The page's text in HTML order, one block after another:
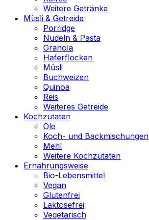
Weitere Getränke
Müsli & Getreide
Porridge
Nudeln & Pasta
Granola
Haferflocken
Müsli
Buchweizen
Quinoa
Reis
Weiteres Getreide
Kochzutaten
Öle
Koch- und Backmischungen
Mehl
Weitere Kochzutaten
Ernährungsweise
Bio-Lebensmittel
Vegan
Glutenfrei
Laktosefrei
Vegetarisch